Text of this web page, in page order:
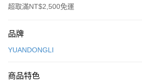
超取滿NT$2,500免運
信用卡一次付款
3 期 0 利率 每期
品牌
YUANDONGLI
商品特色